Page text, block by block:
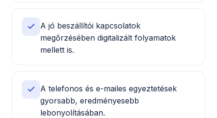
A jó beszállítói kapcsolatok
megőrzésében digitalizált folyamatok
mellett is.
A telefonos és e-mailes egyeztetések
gyorsabb, eredményesebb
lebonyolításában.